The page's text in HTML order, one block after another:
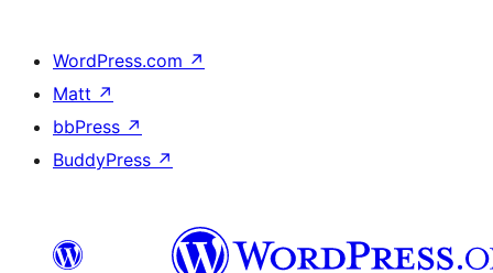
WordPress.com ↗
Matt ↗
bbPress ↗
BuddyPress ↗